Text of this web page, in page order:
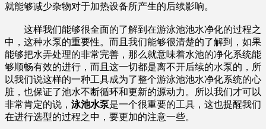
就能够减少杂物对于加热设备所产生的后续影响。
这样我们能够很全面的了解到在游泳池池水净化的过程之
中，这种水泵的重要性。而且我们能够很清楚的了解到，如果
能够把水弄处理的非常完善，那么就意味着水池的净化系统能
够顺畅有效的进行，而且这一切都是离不开后续的水泵的，所
以我们说这样的一种工具成为了整个游泳池池水净化系统的心
脏，也保证了池水不断循环和更新的源动力。所以我们才可以
非常肯定的说， 泳池水泵是一个很重要的工具，这也提醒我们
在进行选型的过程之中，要更加的注意一些。